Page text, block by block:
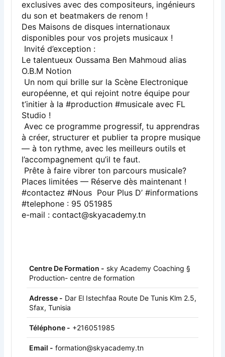
exclusives avec des compositeurs, ingénieurs
du son et beatmakers de renom !
Des Maisons de disques internationaux
disponibles pour vos projets musicaux !
Invité d’exception :
Le talentueux Oussama Ben Mahmoud alias
O.B.M Notion
Un nom qui brille sur la Scène Electronique
européenne, et qui rejoint notre équipe pour
t’initier à la #production #musicale avec FL
Studio !
Avec ce programme progressif, tu apprendras
à créer, structurer et publier ta propre musique
— à ton rythme, avec les meilleurs outils et
l’accompagnement qu’il te faut.
Prête à faire vibrer ton parcours musicale?
Places limitées — Réserve dès maintenant !
#contactez #Nous Pour Plus D’ #informations
#telephone : 95 051985
e-mail : contact@skyacademy.tn
Centre De Formation - sky Academy Coaching §
Production- centre de formation
Adresse - Dar El Istechfaa Route De Tunis Klm 2.5,
Sfax, Tunisia
Téléphone - +216051985
Email - formation@skyacademy.tn